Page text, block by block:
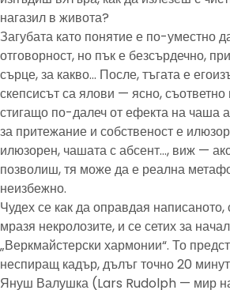
нагазил в живота?
Загубата като понятие е по-уместно
отговорност, но пък е безсърдечно,
сърце, за какво… После, тъгата е
скепсисът са ялови — ясно,
стигащо по-далеч от ефекта на чаша
за притежание и собственост е
илюзорен, чашата с абсент…, виж —
позволиш, тя може да е реална
неизбежно.
Чудех се как да оправдая написаното,
мразя некролозите, и се сетих за
„Веркмайстерски хармонии“. То
неспиращ кадър, дълъг точно 20
Януш Валушка (Lars Rudolph — мир